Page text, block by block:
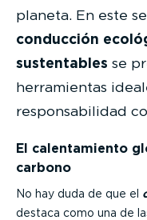
planeta. En este
conducción
sustentables se
herramientas
responsabilidad
El calentamiento
carbono
No hay duda de que el
destaca como una de